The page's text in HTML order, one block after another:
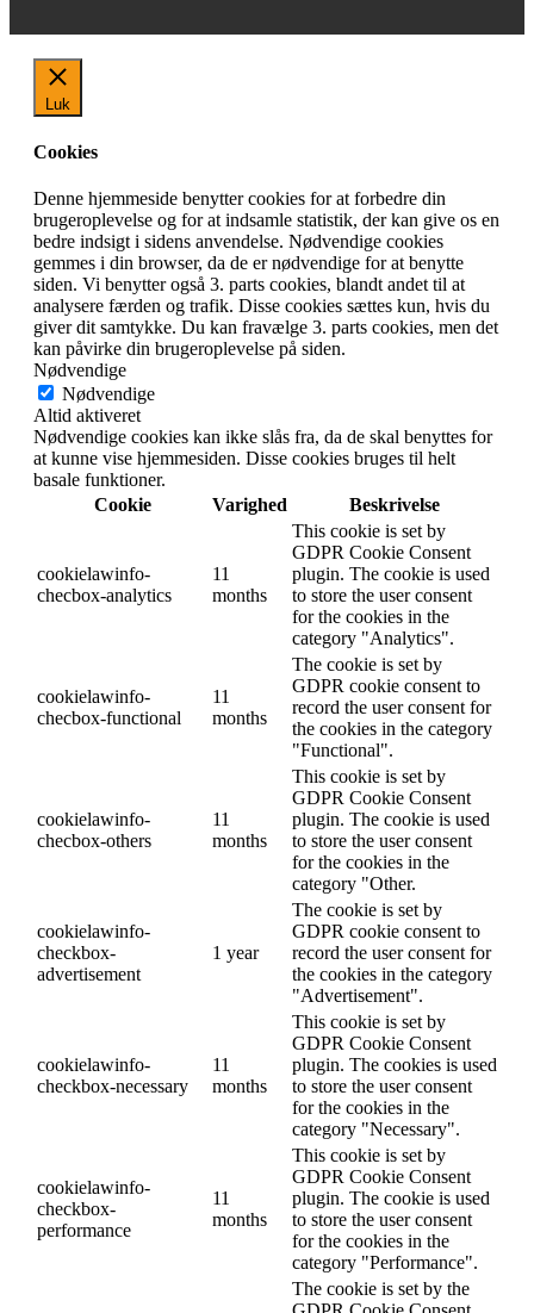
Luk
Cookies
Denne hjemmeside benytter cookies for at forbedre din
brugeroplevelse og for at indsamle statistik, der kan give os en
bedre indsigt i sidens anvendelse. Nødvendige cookies
gemmes i din browser, da de er nødvendige for at benytte
siden. Vi benytter også 3. parts cookies, blandt andet til at
analysere færden og trafik. Disse cookies sættes kun, hvis du
giver dit samtykke. Du kan fravælge 3. parts cookies, men det
kan påvirke din brugeroplevelse på siden.
Nødvendige
Nødvendige
Altid aktiveret
Nødvendige cookies kan ikke slås fra, da de skal benyttes for
at kunne vise hjemmesiden. Disse cookies bruges til helt
basale funktioner.
Cookie
Varighed Beskrivelse
cookielawinfo-
checbox-analytics
11
months
This cookie is set by
GDPR Cookie Consent
plugin. The cookie is used
to store the user consent
for the cookies in the
category "Analytics".
cookielawinfo-
checbox-functional
11
months
The cookie is set by
GDPR cookie consent to
record the user consent for
the cookies in the category
"Functional".
cookielawinfo-
checbox-others
11
months
This cookie is set by
GDPR Cookie Consent
plugin. The cookie is used
to store the user consent
for the cookies in the
category "Other.
cookielawinfo-
checkbox-
advertisement
1 year
The cookie is set by
GDPR cookie consent to
record the user consent for
the cookies in the category
"Advertisement".
cookielawinfo-
checkbox-necessary
11
months
This cookie is set by
GDPR Cookie Consent
plugin. The cookies is used
to store the user consent
for the cookies in the
category "Necessary".
cookielawinfo-
checkbox-
performance
11
months
This cookie is set by
GDPR Cookie Consent
plugin. The cookie is used
to store the user consent
for the cookies in the
category "Performance".
The cookie is set by the